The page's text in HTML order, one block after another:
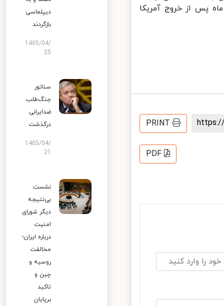
از خروج آمریکا
PRINT
PDF
دیپلماسی
بازگردند
1405/04/
25
سناتور
جنگ‌طلب
ضدایرانی
درگذشت
1405/04/
نشست
بی‌نتیجه
دیگر شورای
امنیت
درباره ایران؛
مخالفت
روسیه و
چین و
تاکید
برپایان